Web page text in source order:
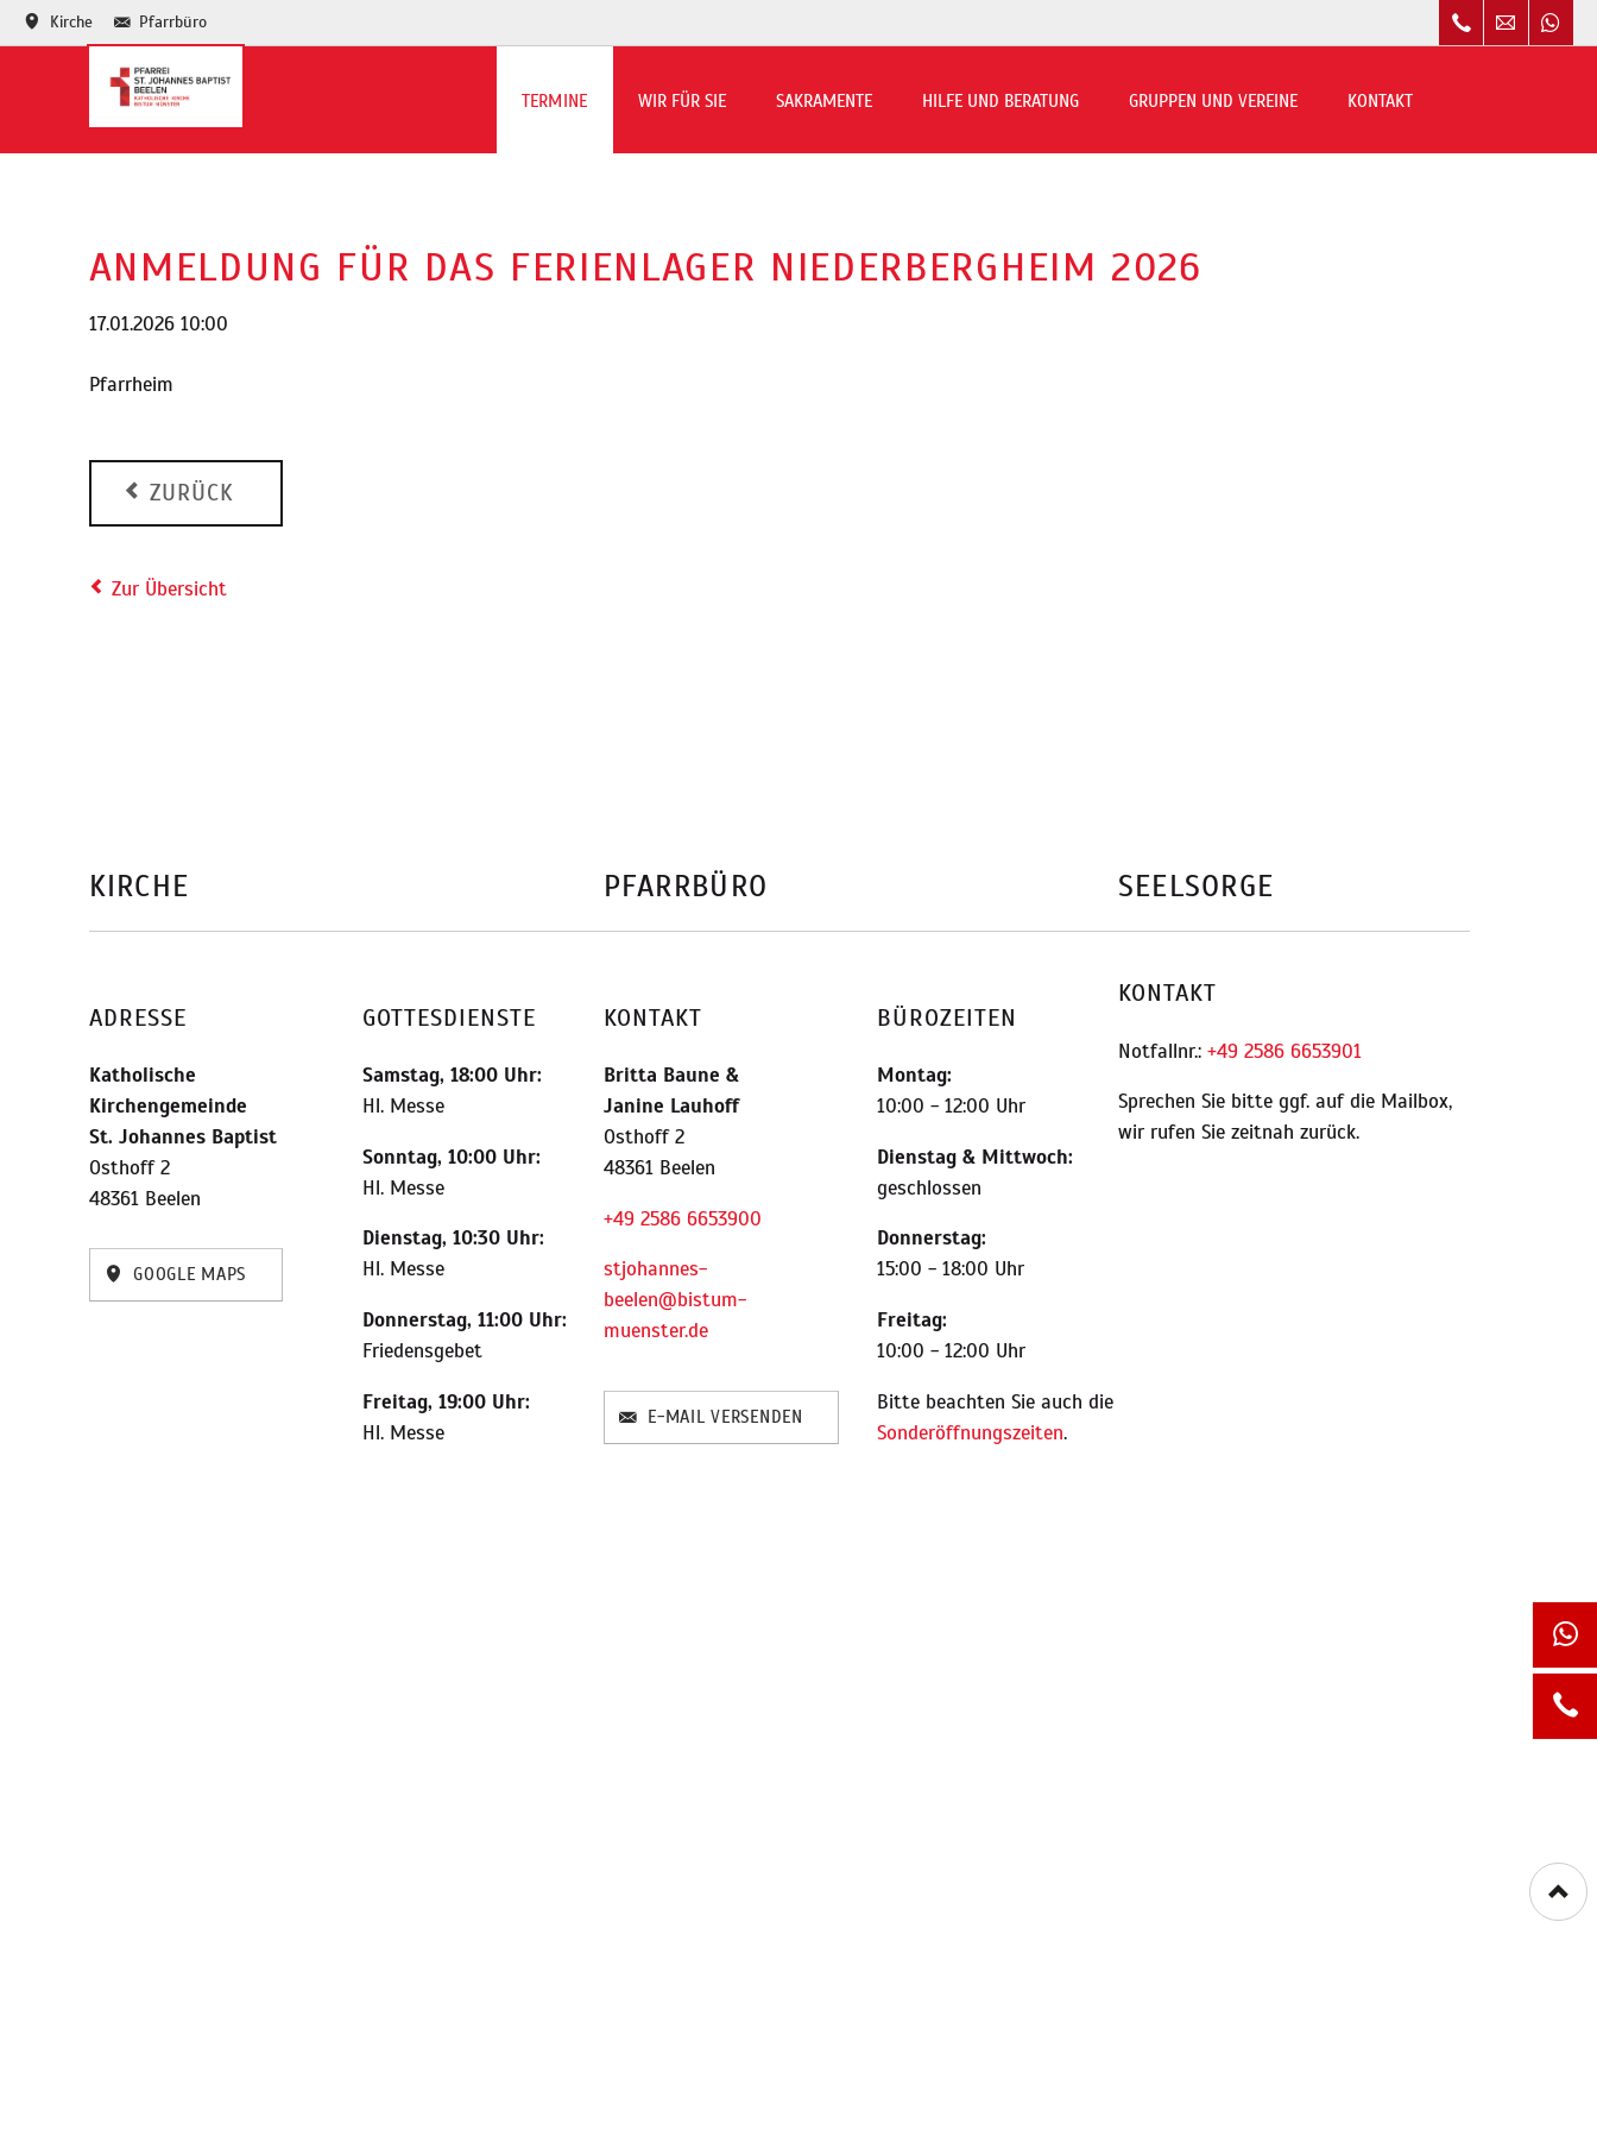
Kirche Pfarrbüro
TERMINE WIR FÜR SIE SAKRAMENTE HILFE UND BERATUNG GRUPPEN UND VEREINE KONTAKT
ANMELDUNG FÜR DAS FERIENLAGER NIEDERBERGHEIM 2026
17.01.2026 10:00
Pfarrheim
ZURÜCK
Zur Übersicht
KIRCHE
ADRESSE
Katholische
Kirchengemeinde
St. Johannes Baptist
Osthoff 2
48361 Beelen
GOOGLE MAPS
GOTTESDIENSTE
Samstag, 18:00 Uhr:
Hl. Messe
Sonntag, 10:00 Uhr:
Hl. Messe
Dienstag, 10:30 Uhr:
Hl. Messe
Donnerstag, 11:00 Uhr:
Friedensgebet
Freitag, 19:00 Uhr:
Hl. Messe
PFARRBÜRO
KONTAKT
Britta Baune &
Janine Lauhoff
Osthoff 2
48361 Beelen
+49 2586 6653900
stjohannes-
beelen@bistum-
muenster.de
E-MAIL VERSENDEN
BÜROZEITEN
Montag:
10:00 - 12:00 Uhr
Dienstag & Mittwoch:
geschlossen
Donnerstag:
15:00 - 18:00 Uhr
Freitag:
10:00 - 12:00 Uhr
Bitte beachten Sie auch die
Sonderöffnungszeiten.
SEELSORGE
KONTAKT
Notfallnr.: +49 2586 6653901
Sprechen Sie bitte ggf. auf die Mailbox,
wir rufen Sie zeitnah zurück.